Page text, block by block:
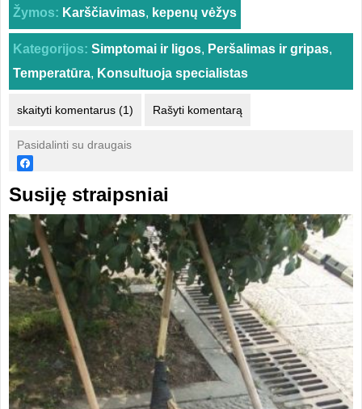
Žymos: Karščiavimas, kepenų vėžys
Kategorijos: Simptomai ir ligos, Peršalimas ir gripas,
Temperatūra, Konsultuoja specialistas
skaityti komentarus (1) Rašyti komentarą
Pasidalinti su draugais
Susiję straipsniai